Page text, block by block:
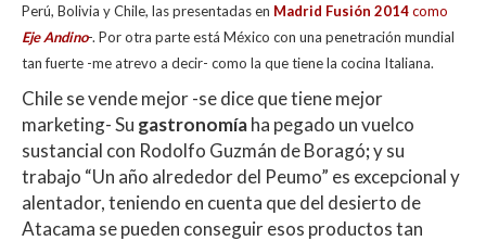
Perú, Bolivia y Chile, las presentadas en Madrid Fusión 2014como
Eje Andino-. Por otra parte está México con una penetración mundial
tan fuerte -me atrevo a decir- como la que tiene la cocina Italiana.
Chile se vende mejor -se dice que tiene mejor
marketing- Su gastronomíaha pegado un vuelco
sustancial con Rodolfo Guzmán de Boragó;y su
trabajo “Un año alrededor del Peumo” es excepcional y
alentador, teniendo en cuenta que del desierto de
Atacama se pueden conseguir esos productos tan